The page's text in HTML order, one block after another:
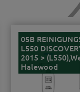
05B
L550
2015 >
Halewood